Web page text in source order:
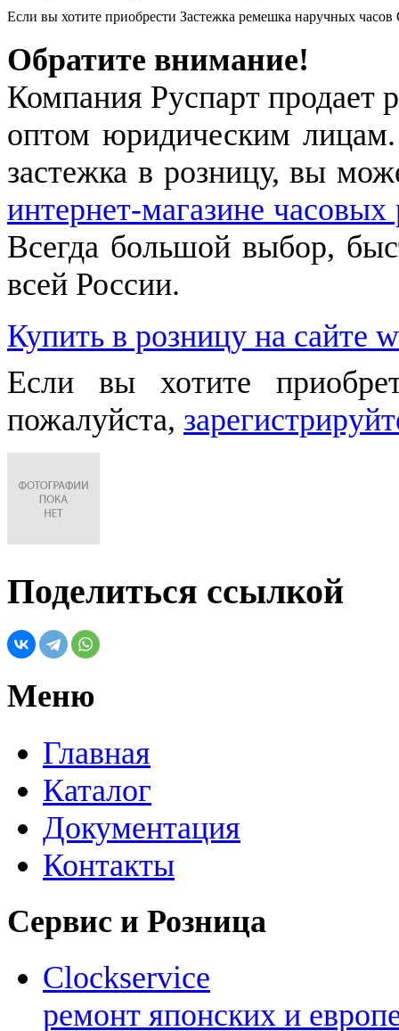
Если вы хотите приобрести Застежка ремешка наручных
Обратите внимание!
Компания Руспарт продает
оптом юридическим
застежка в розницу, вы
интернет-магазине
Всегда большой выбор,
всей России.
Купить в розницу на сайте
Если вы хотите
пожалуйста,
Поделиться ссылкой
Меню
Главная
Каталог
Документация
Контакты
Сервис и Розница
Clockservice
ремонт японских и